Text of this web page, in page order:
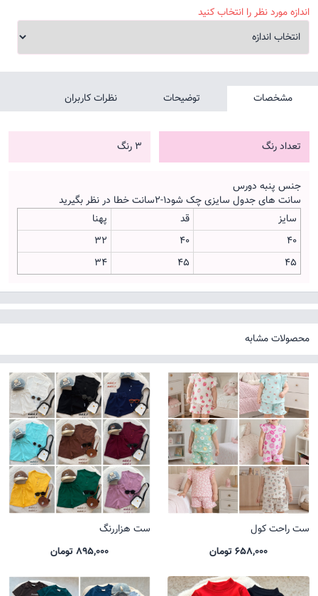
اندازه مورد نظر را انتخاب کنید
مشخصات توضیحات نظرات کاربران
تعداد رنگ 3 رنگ
جنس پنبه دورس
سانت های جدول سایزی چک شود۱-۲سانت خطا در نظر بگیرید
سایز
قد
پهنا
۴۰
۴۰
۳۲
۴۵
۴۵ ۳۴
محصولات مشابه
ست راحت کول
658,000 تومان
ست هزاررنگ
895,000 تومان